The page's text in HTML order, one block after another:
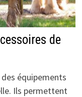
de
équipements
Ils permettent